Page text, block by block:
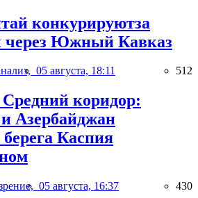
конкурируютза
Южный Кавказ
05 августа, 18:11 512
коридор:
Азербайджан
Каспия
05 августа, 16:37 430